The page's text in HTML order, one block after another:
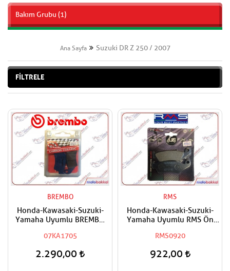
Bakım Grubu (1)
Ana Sayfa Suzuki DR Z 250 / 2007
FİLTRELE
BREMBO
Honda-Kawasaki-Suzuki-
Yamaha Uyumlu BREMBO
Sol Fren Balatası
07KA1705
2.290,00
RMS
Honda-Kawasaki-Suzuki-
Yamaha Uyumlu RMS Ön
Balatası
RMS0920
922,00